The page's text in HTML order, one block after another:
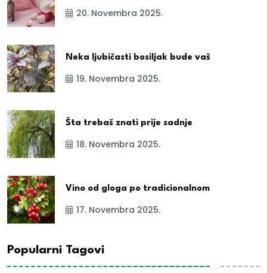
20. Novembra 2025.
Neka ljubičasti bosiljak bude vaš
19. Novembra 2025.
Šta trebaš znati prije sadnje
18. Novembra 2025.
Vino od gloga po tradicionalnom
17. Novembra 2025.
Popularni Tagovi